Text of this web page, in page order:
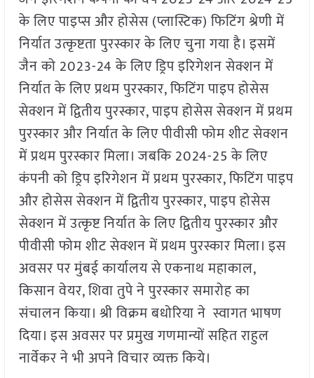
के लिए पाइप्स और होसेस (प्लास्टिक) फिटिंग श्रेणी में
निर्यात उत्कृष्टता पुरस्कार के लिए चुना गया है। इसमें
जैन को 2023-24 के लिए ड्रिप इरिगेशन सेक्शन में
निर्यात के लिए प्रथम पुरस्कार, फिटिंग पाइप होसेस
सेक्शन में द्वितीय पुरस्कार, पाइप होसेस सेक्शन में प्रथम
पुरस्कार और निर्यात के लिए पीवीसी फोम शीट सेक्शन
में प्रथम पुरस्कार मिला। जबकि 2024-25 के लिए
कंपनी को ड्रिप इरिगेशन में प्रथम पुरस्कार, फिटिंग पाइप
और होसेस सेक्शन में द्वितीय पुरस्कार, पाइप होसेस
सेक्शन में उत्कृष्ट निर्यात के लिए द्वितीय पुरस्कार और
पीवीसी फोम शीट सेक्शन में प्रथम पुरस्कार मिला। इस
अवसर पर मुंबई कार्यालय से एकनाथ महाकाल,
किसान वेयर, शिवा तुपे ने पुरस्कार समारोह का
संचालन किया। श्री विक्रम बधोरिया ने स्वागत भाषण
दिया। इस अवसर पर प्रमुख गणमान्यों सहित राहुल
नार्वेकर ने भी अपने विचार व्यक्त किये।